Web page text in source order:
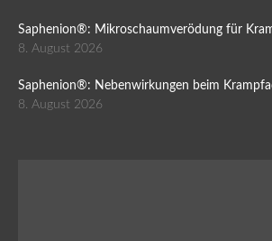
Saphenion®: Mikroschaumverödung für
8. August 2026
Saphenion®: Nebenwirkungen beim
8. August 2026